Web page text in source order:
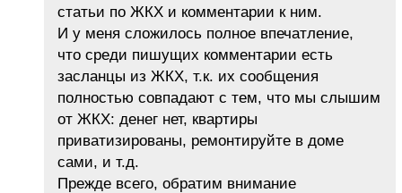
статьи по ЖКХ и комментарии к ним.
И у меня сложилось полное впечатление,
что среди пишущих комментарии есть
засланцы из ЖКХ, т.к. их сообщения
полностью совпадают с тем, что мы слышим
от ЖКХ: денег нет, квартиры
приватизированы, ремонтируйте в доме
сами, и т.д.
Прежде всего, обратим внимание